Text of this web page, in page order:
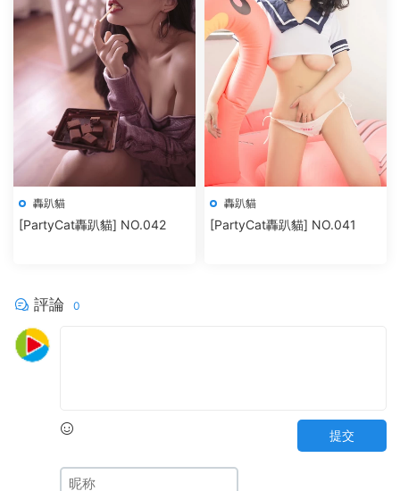
轟趴貓
[PartyCat轟趴貓] NO.042
轟趴貓
[PartyCat轟趴貓] NO.041
評論 0
提交